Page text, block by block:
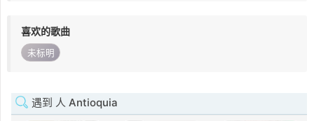
喜欢的歌曲
未标明
遇到 人 Antioquia